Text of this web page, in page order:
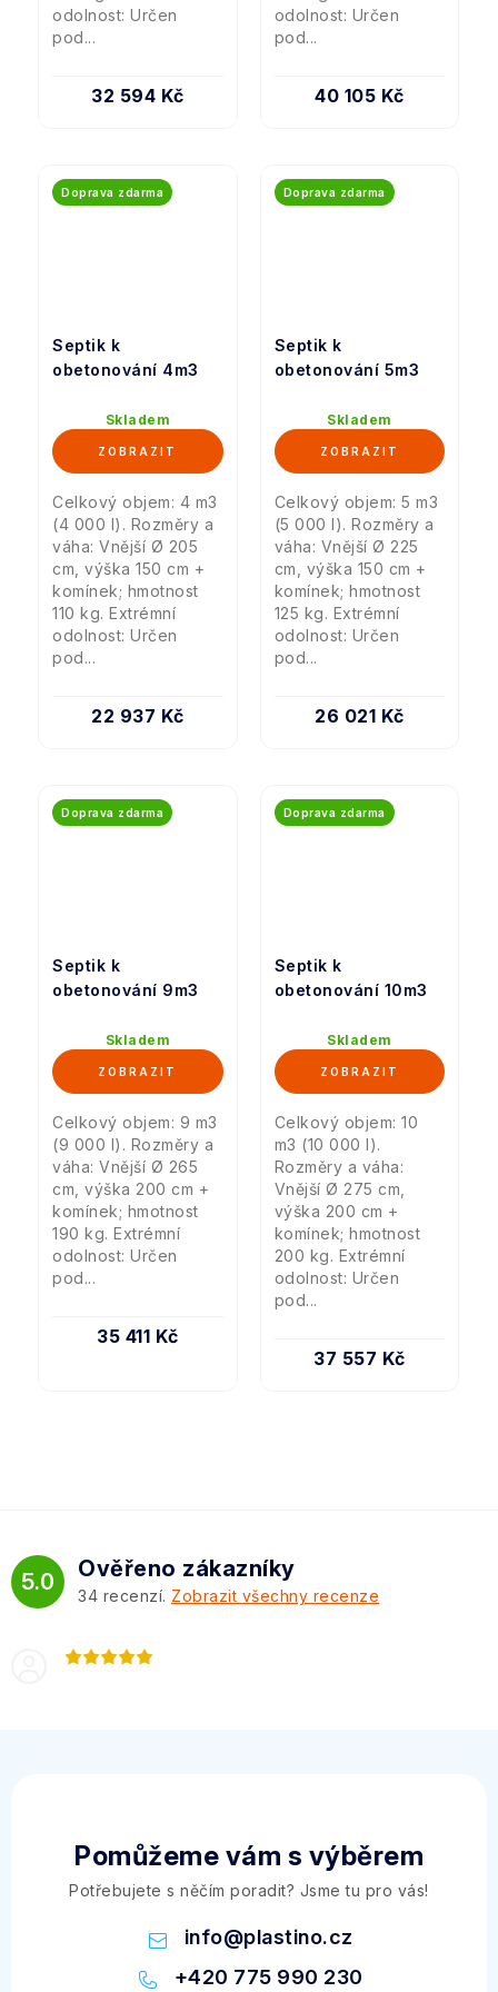
32 594 Kč
odolnost: Určen
pod...
40 105 Kč
odolnost: Určen
pod...
Septik k
obetonování 4m3
Doprava zdarma
Skladem
22 937 Kč
Celkový objem: 4 m3
(4 000 l). Rozměry a
váha: Vnější Ø 205
cm, výška 150 cm +
komínek; hmotnost
110 kg. Extrémní
odolnost: Určen
pod...
Septik k
obetonování 5m3
Doprava zdarma
Skladem
26 021 Kč
Celkový objem: 5 m3
(5 000 l). Rozměry a
váha: Vnější Ø 225
cm, výška 150 cm +
komínek; hmotnost
125 kg. Extrémní
odolnost: Určen
pod...
Septik k
obetonování 9m3
Doprava zdarma
Skladem
35 411 Kč
Celkový objem: 9 m3
(9 000 l). Rozměry a
váha: Vnější Ø 265
cm, výška 200 cm +
komínek; hmotnost
190 kg. Extrémní
odolnost: Určen
pod...
Septik k
obetonování 10m3
Doprava zdarma
Skladem
37 557 Kč
Celkový objem: 10
m3 (10 000 l).
Rozměry a váha:
Vnější Ø 275 cm,
výška 200 cm +
komínek; hmotnost
200 kg. Extrémní
odolnost: Určen
pod...
5.0 Ověřeno zákazníky
34 recenzí. Zobrazit všechny recenze
Pomůžeme vám s výběrem
Potřebujete s něčím poradit? Jsme tu pro vás!
info@plastino.cz
+420 775 990 230